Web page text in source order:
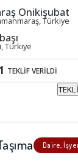
Onikişubat
Türkiye
Türkiye
TEKLİF VERİLDİ
Daire,